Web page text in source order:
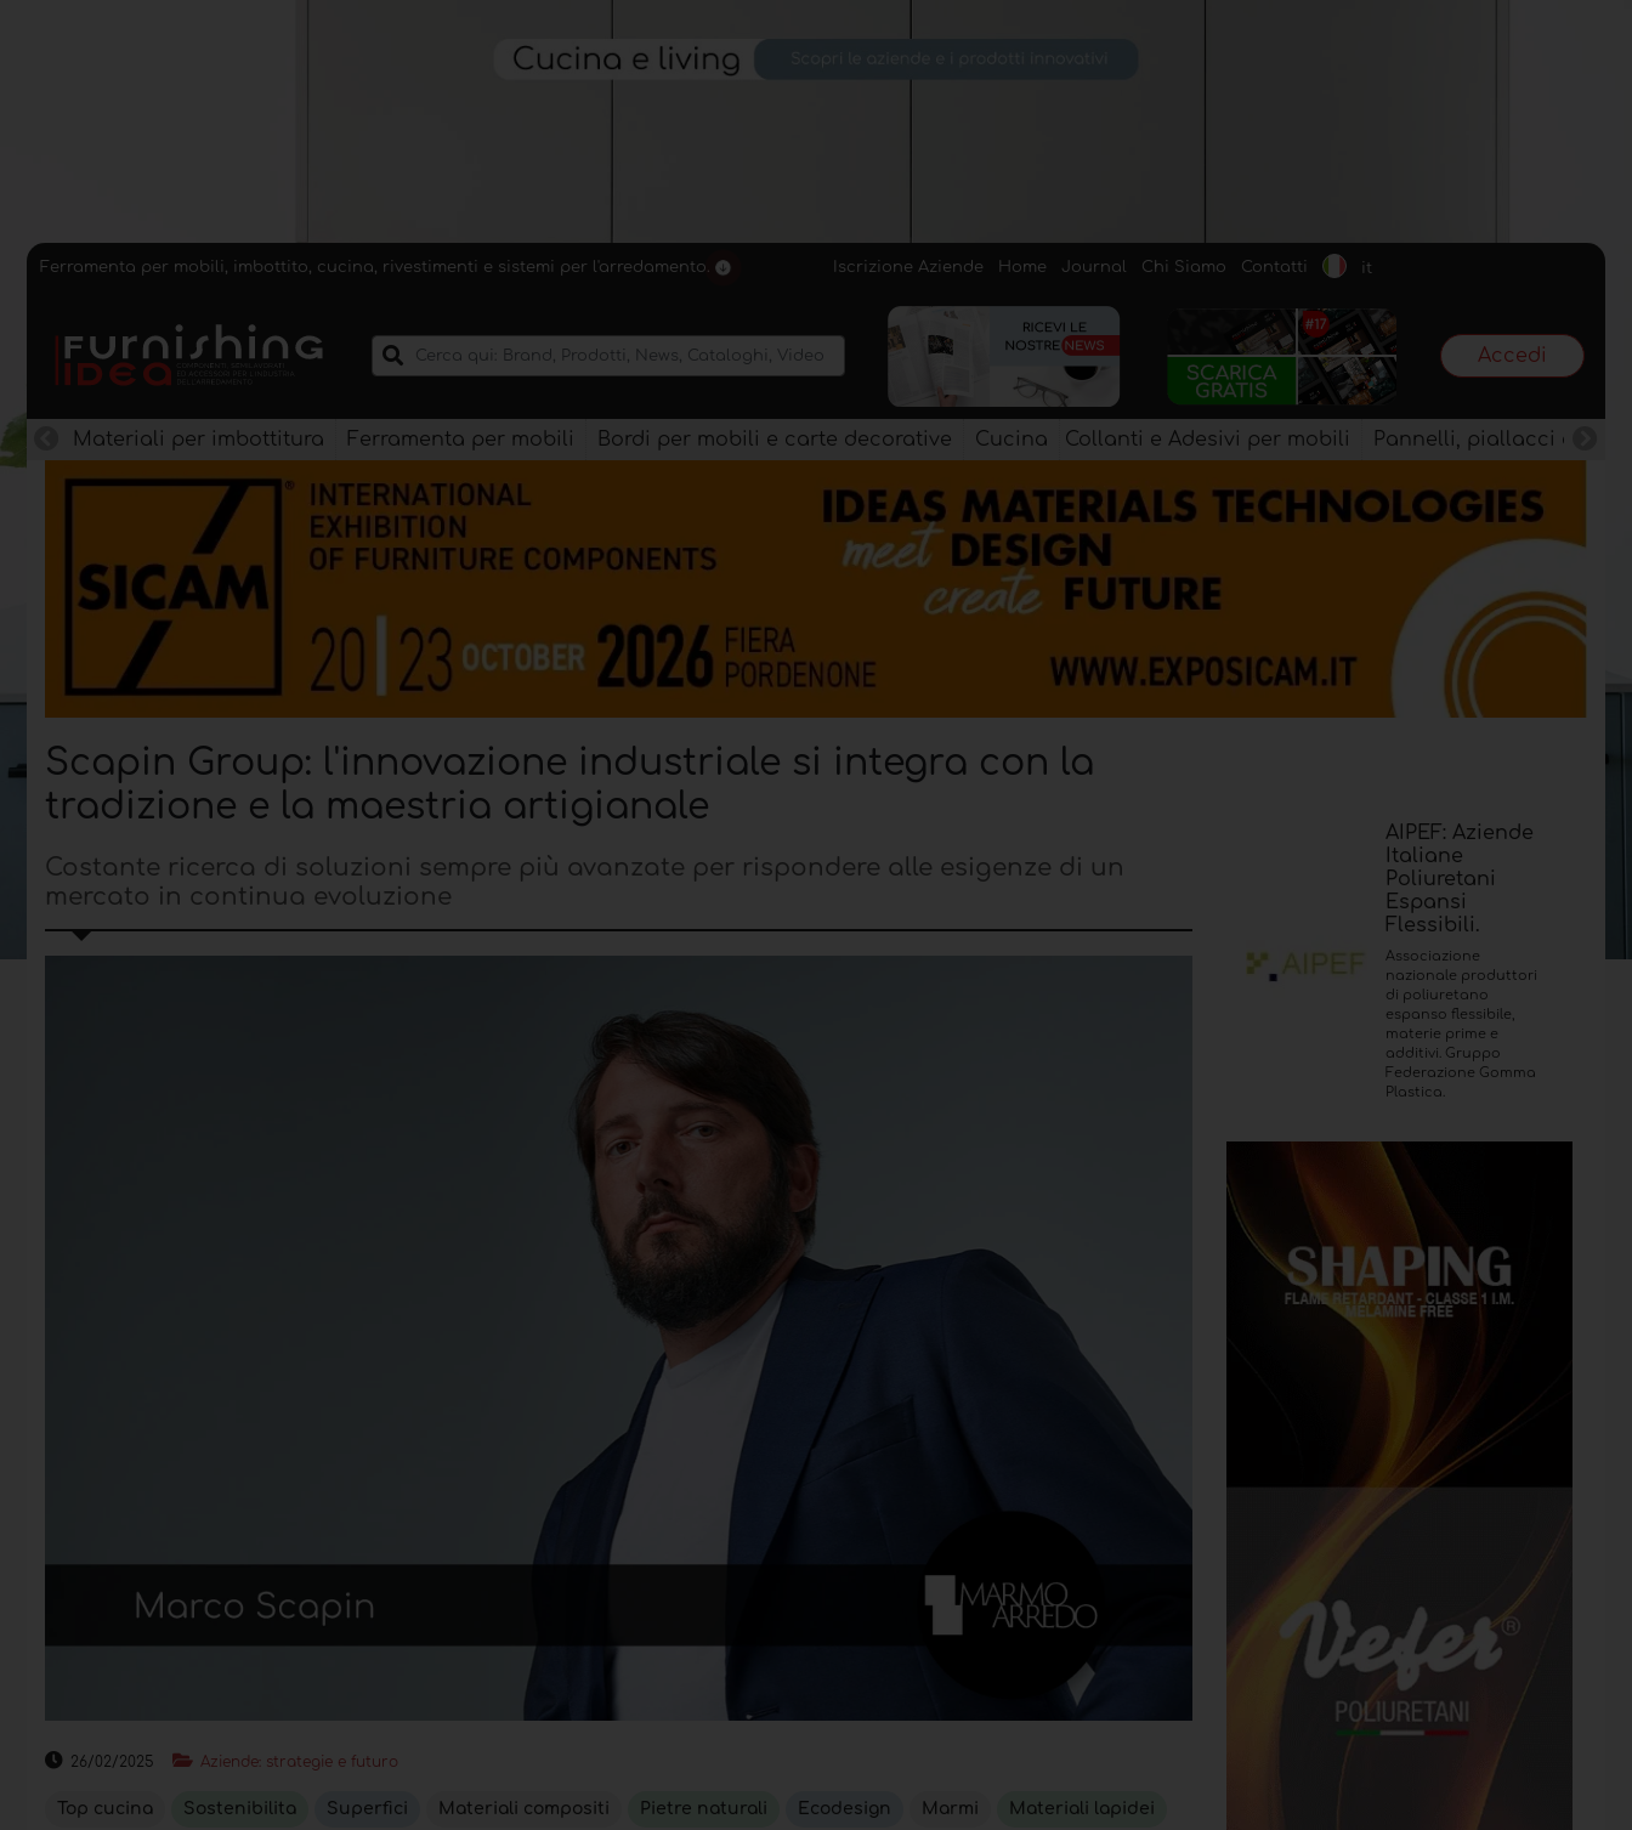
Ferramenta per mobili, imbottito, cucina, rivestimenti e sistemi per l'arredamento. Iscrizione Aziende Home Journal Chi Siamo Contatti it
Accedi
Materiali per imbottitura Ferramenta per mobili Bordi per mobili e carte decorative Cucina Collanti e Adesivi per mobili Pannelli, piallacci e
Scapin Group: l'innovazione industriale si integra con la
tradizione e la maestria artigianale
Costante ricerca di soluzioni sempre più avanzate per rispondere alle esigenze di un
mercato in continua evoluzione
26/02/2025 Aziende: strategie e futuro
Top cucina Sostenibilita Superfici Materiali compositi Pietre naturali Ecodesign Marmi Materiali lapidei
AIPEF: Aziende
Italiane
Poliuretani
Espansi
Flessibili.
Associazione
nazionale produttori
di poliuretano
espanso flessibile,
materie prime e
additivi. Gruppo
Federazione Gomma
Plastica.